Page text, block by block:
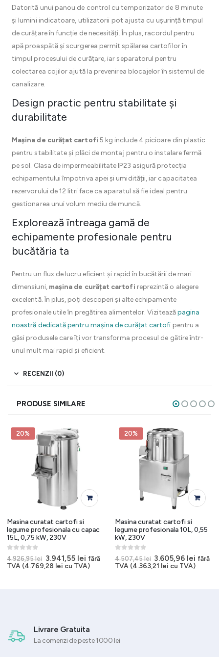
Datorită unui panou de control cu temporizator de 8 minute
și lumini indicatoare, utilizatorii pot ajusta cu ușurință timpul
de curățare în funcție de necesități. În plus, racordul pentru
apă proaspătă și scurgerea permit spălarea cartofilor în
timpul procesului de curățare, iar separatorul pentru
colectarea cojilor ajută la prevenirea blocajelor în sistemul de
canalizare.
Design practic pentru stabilitate și
durabilitate
Mașina de curățat cartofi 5 kg include 4 picioare din plastic
pentru stabilitate și plăci de montaj pentru o instalare fermă
pe sol. Clasa de impermeabilitate IP23 asigură protecția
echipamentului împotriva apei și umidității, iar capacitatea
rezervorului de 12 litri face ca aparatul să fie ideal pentru
gestionarea unui volum mediu de muncă.
Explorează întreaga gamă de
echipamente profesionale pentru
bucătăria ta
Pentru un flux de lucru eficient și rapid în bucătării de mari
dimensiuni, mașina de curățat cartofi reprezintă o alegere
excelentă. În plus, poți descoperi și alte echipamente
profesionale utile în pregătirea alimentelor. Viziteazăpagina
noastră dedicată pentru mașina de curățat cartofi pentru a
găsi produsele care îți vor transforma procesul de gătire într-
unul mult mai rapid și eficient.
RECENZII (0)
PRODUSE SIMILARE
20%
Masina curatat cartofi si
legume profesionala cu capac
15L, 0,75 kW, 230V
0 out of 5
4.926,95lei Prețul
inițial
a
3.941,55 leiPrețul
curent
fără
TVA (4.769,28 lei cu TVA)
20%
Masina curatat cartofi si
legume profesionala 10L, 0,55
kW, 230V
0 out of 5
4.507,45lei Prețul
inițial
3.605,96 lei Prețul
fără
TVA (4.363,21 lei cu TVA)
Livrare Gratuita
La comenzi de peste 1000 lei